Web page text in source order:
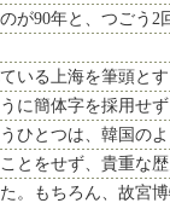
が90年と、つごう
いる上海を筆頭と
に簡体字を採用せ
ひとつは、韓国の
とをせず、貴重な
。もちろん、故宮